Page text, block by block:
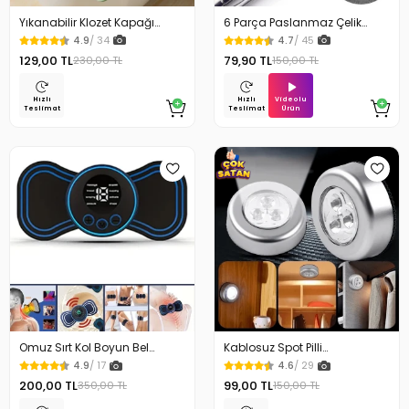
Yıkanabilir Klozet Kapağı
Süngeri Su Geçirmez
4.9/ 34
129,00 TL230,00 TL
Hızlı
Teslimat
6 Parça Paslanmaz Çelik
Kulak Temizleme Seti
4.7/ 45
79,90 TL150,00 TL
Hızlı
Teslimat
Videolu
Ürün
Omuz Sırt Kol Boyun Bel
Kelebek Masaj Aleti
4.9/ 17
200,00 TL350,00 TL
Kablosuz Spot Pilli
Dokunmatik Led Lamba
4.6/ 29
99,00 TL150,00 TL